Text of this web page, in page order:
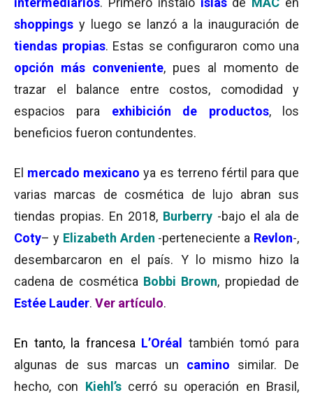
shoppings y luego se lanzó a la inauguración de
tiendas propias. Estas se configuraron como una
opción más conveniente, pues al momento de
trazar el balance entre costos, comodidad y
espacios para exhibición de productos, los
beneficios fueron contundentes.
El mercado mexicano ya es terreno fértil para que
varias marcas de cosmética de lujo abran sus
tiendas propias. En 2018, Burberry -bajo el ala de
Coty– y Elizabeth Arden -perteneciente a Revlon-,
desembarcaron en el país. Y lo mismo hizo la
cadena de cosmética Bobbi Brown, propiedad de
Estée Lauder. Ver artículo.
En tanto, la francesa L’Oréal
también tomó para
algunas de sus marcas un camino similar. De
hecho, con Kiehl’scerró su operación en Brasil,